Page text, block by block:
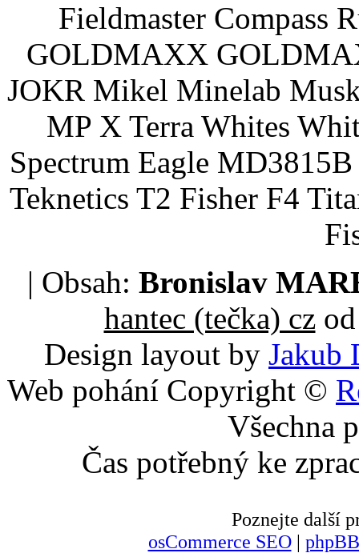
Fieldmaster Compass
GOLDMAXX
JOKR Mikel Minelab
MP X Terra Whites
Spectrum Eagle
Teknetics T2 Fisher F4
| Obsah: Bronislav
hantec (tečka) czod
Design layout by Jakub
Web pohání Copyright ©
Všechna
Čas potřebný ke
Poznejte další
osCommerce SEO|